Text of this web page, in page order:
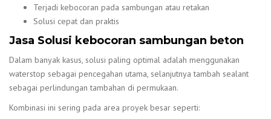
Terjadi kebocoran pada sambungan atau retakan
Solusi cepat dan praktis
Jasa Solusi kebocoran sambungan beton
Dalam banyak kasus, solusi paling optimal adalah menggunakan
waterstop sebagai pencegahan utama, selanjutnya tambah sealant
sebagai perlindungan tambahan di permukaan.
Kombinasi ini sering pada area proyek besar seperti: